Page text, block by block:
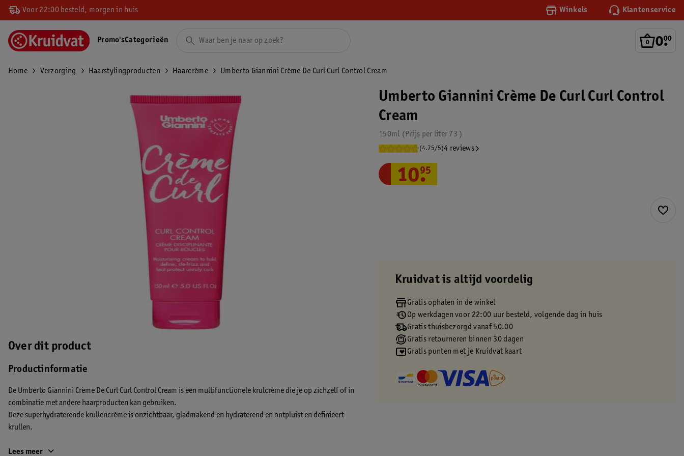
Voor 22:00 besteld, morgen in huis Winkels Klantenservice
0.
00
Promo'sCategorieën
Home Verzorging Haarstylingproducten Haarcrème Umberto Giannini Crème De Curl Curl Control Cream
Over dit product
Productinformatie
De Umberto Giannini Crème De Curl Curl Control Cream is een multifunctionele krulcrème die je op zichzelf of in
combinatie met andere haarproducten kan gebruiken.
Deze superhydraterende krullencrème is onzichtbaar, gladmakend en hydraterend en ontpluist en definieert
krullen.
Ingebouwde hittebescherming beschermt je haar voor de dagen dat je het glad wilt maken. Het is perfect voor
Lees meer
Umberto Giannini Crème De Curl Curl Control
Cream
150ml 73
Prijs per liter
(4.75/5)4 reviews
10.
95
Kruidvat is altijd voordelig
Gratis ophalen in de winkel
Op werkdagen voor 22:00 uur besteld, volgende dag in huis
Gratis thuisbezorgd vanaf 50.00
Gratis retourneren binnen 30 dagen
Gratis punten met je Kruidvat kaart